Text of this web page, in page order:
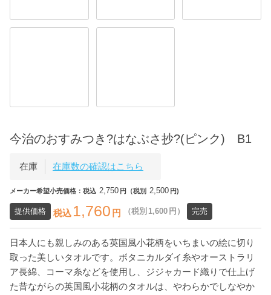
今治のおすみつき?はなぶさ抄?(ピンク) B1
在庫 在庫数の確認はこちら
メーカー希望小売価格：税込 2,750 円（税別 2,500 円)
提供価格 税込 1,760 円 （税別 1,600 円） 完売
日本人にも親しみのある英国風小花柄をいちまいの絵に切り
取った美しいタオルです。ボタニカルダイ糸やオーストラリ
ア長綿、コーマ糸などを使用し、ジジャカード織りで仕上げ
た昔ながらの英国風小花柄のタオルは、やわらかでしなやか